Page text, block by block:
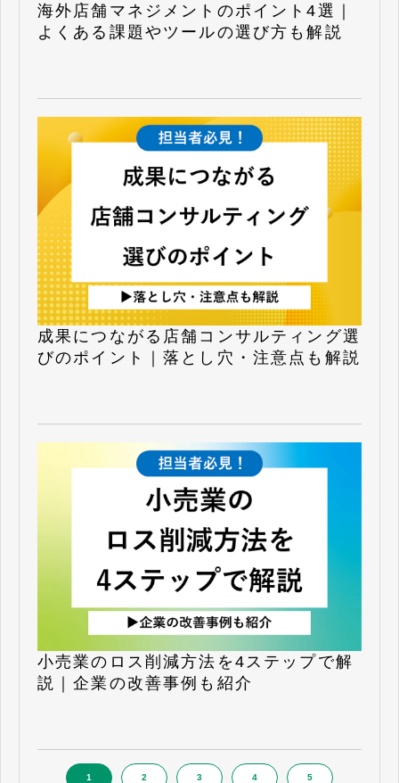
海外店舗マネジメントのポイント4選｜
よくある課題やツールの選び方も解説
成果につながる店舗コンサルティング選
びのポイント｜落とし穴・注意点も解説
小売業のロス削減方法を4ステップで解
説｜企業の改善事例も紹介
1 2 3 4 5